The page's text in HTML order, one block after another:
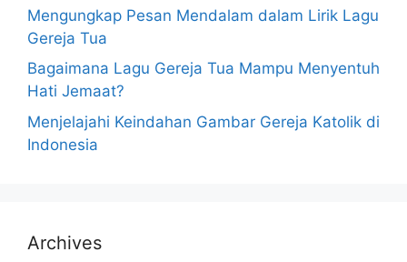
Mengungkap Pesan Mendalam dalam Lirik Lagu
Gereja Tua
Bagaimana Lagu Gereja Tua Mampu Menyentuh
Hati Jemaat?
Menjelajahi Keindahan Gambar Gereja Katolik di
Indonesia
Archives